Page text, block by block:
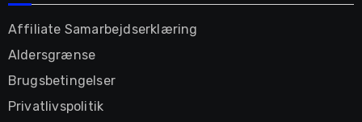
Affiliate Samarbejdserklæring
Aldersgrænse
Brugsbetingelser
Privatlivspolitik